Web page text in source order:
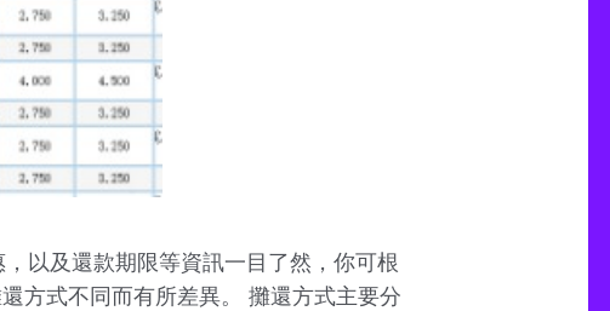
以及還款期限等資訊一目了然，你可根
方式不同而有所差異。 攤還方式主要分